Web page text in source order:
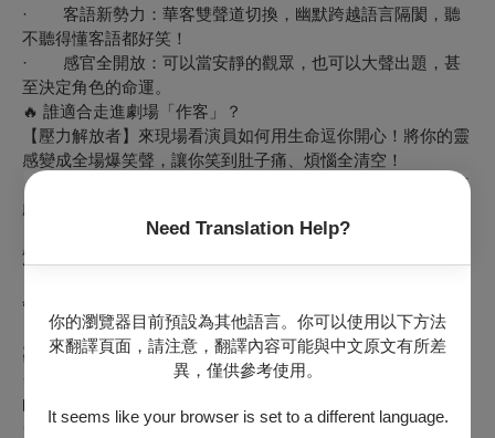
Need Translation Help?
你的瀏覽器目前預設為其他語言。你可以使用以下方法
來翻譯頁面，請注意，翻譯內容可能與中文原文有所差
異，僅供參考使用。
It seems like your browser is set to a different language.
· 客語新勢力：華客雙聲道切換，幽默跨越語言隔閡，聽
不聽得懂客語都好笑！
· 感官全開放：可以當安靜的觀眾，也可以大聲出題，甚
至決定角色的命運。
🔥 誰適合走進劇場「作客」？
【壓力解放者】 來現場看演員如何用生命逗你開心！將你的靈
感變成全場爆笑聲，讓你笑到肚子痛、煩惱全清空！
【文化好奇者】
誰說客家文化很傳統？來見證「戲曲」與「喜
劇」元素如何在即興中玩出當代客家新花樣！
厭倦了預設好的結局？這裡每一秒都是全新的
驚喜，就連演員都不知道下一秒會怎樣！
管大人小孩、叔婆伯母都能在這裡開懷大笑！
🎬 演出看點：零劇本不設限，好戲現場開箱🎁！
「客」製化劇情：觀眾席拋出的每一個詞彙，都是劇情
的關鍵轉折。
·打破第四面牆：劇場不再是冰冷的黑盒子，而是你與演